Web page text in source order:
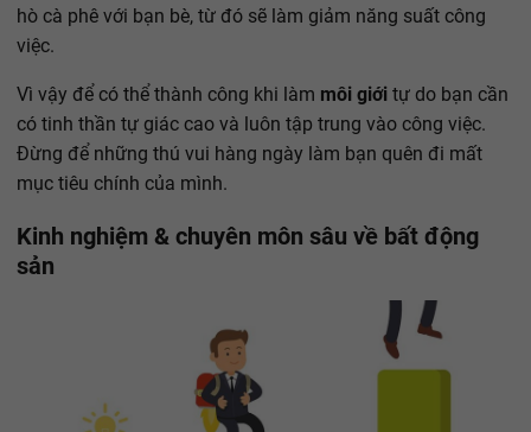
hò cà phê với bạn bè, từ đó sẽ làm giảm năng suất công
việc.
Vì vậy để có thể thành công khi làm môi giới tự do bạn cần
có tinh thần tự giác cao và luôn tập trung vào công việc.
Đừng để những thú vui hàng ngày làm bạn quên đi mất
mục tiêu chính của mình.
Kinh nghiệm & chuyên môn sâu về bất động
sản